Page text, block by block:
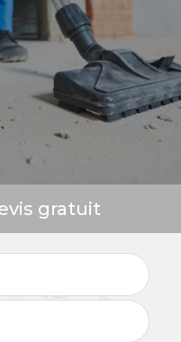
gratuit